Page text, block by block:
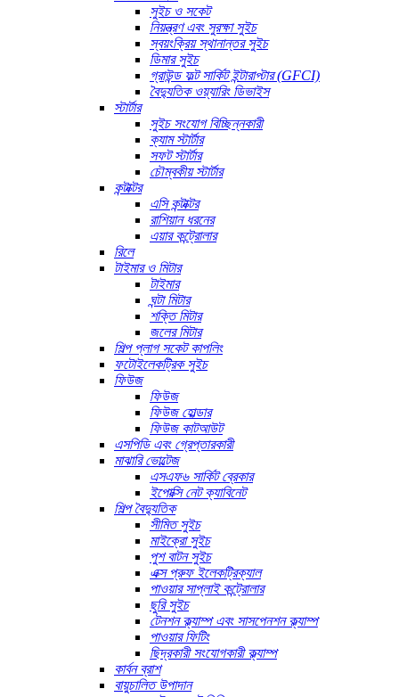
সুইচ ও সকেট
নিয়ন্ত্রণ এবং সুরক্ষা সুইচ
স্বয়ংক্রিয় স্থানান্তর সুইচ
ডিমার সুইচ
গ্রাউন্ড ফল্ট সার্কিট ইন্টারাপ্টার (GFCI)
বৈদ্যুতিক ওয়্যারিং ডিভাইস
স্টার্টার
সুইচ সংযোগ বিচ্ছিন্নকারী
ক্যাম স্টার্টার
সফট স্টার্টার
চৌম্বকীয় স্টার্টার
কন্টাক্টর
এসি কন্টাক্টর
রাশিয়ান ধরনের
এয়ার কন্ট্রোলার
রিলে
টাইমার ও মিটার
টাইমার
ঘন্টা মিটার
শক্তি মিটার
জলের মিটার
শিল্প প্লাগ সকেট কাপলিং
ফটোইলেকট্রিক সুইচ
ফিউজ
ফিউজ
ফিউজ হোল্ডার
ফিউজ কাটআউট
এসপিডি এবং গ্রেপ্তারকারী
মাঝারি ভোল্টেজ
এসএফ৬ সার্কিট ব্রেকার
ইপোক্সি নেট ক্যাবিনেট
শিল্প বৈদ্যুতিক
সীমিত সুইচ
মাইক্রো সুইচ
পুশ বাটন সুইচ
এক্স প্রুফ ইলেকট্রিক্যাল
পাওয়ার সাপ্লাই কন্ট্রোলার
ছুরি সুইচ
টেনশন ক্ল্যাম্প এবং সাসপেনশন ক্ল্যাম্প
পাওয়ার ফিটিং
ছিদ্রকারী সংযোগকারী ক্ল্যাম্প
কার্বন ব্রাশ
বায়ুচালিত উপাদান